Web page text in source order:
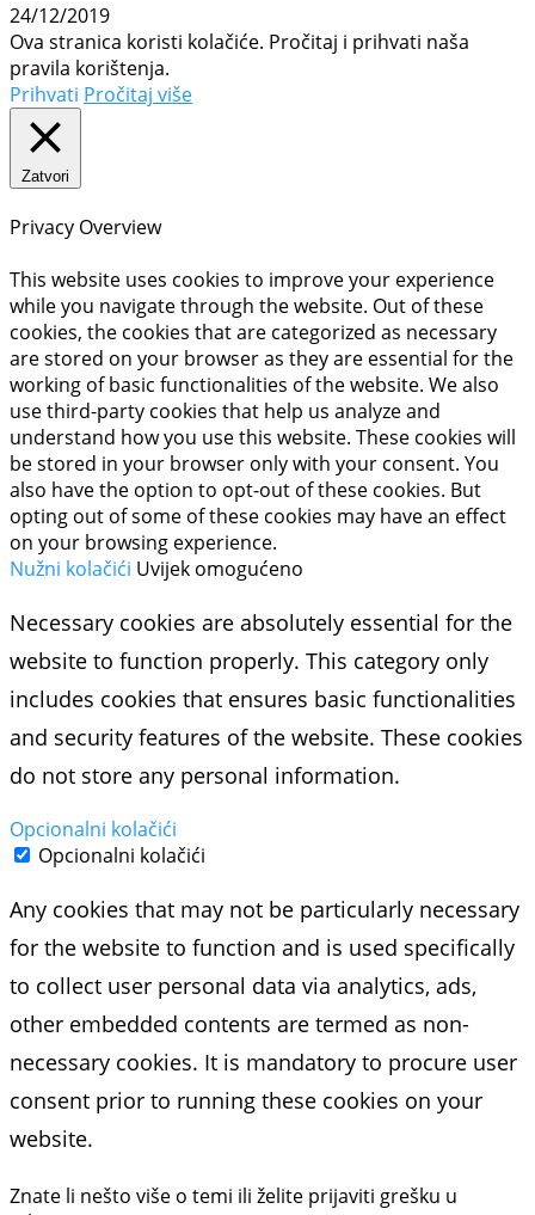
24/12/2019
Ova stranica koristi kolačiće. Pročitaj i prihvati naša
pravila korištenja.
Prihvati Pročitaj više
Zatvori
Privacy Overview
This website uses cookies to improve your experience
while you navigate through the website. Out of these
cookies, the cookies that are categorized as necessary
are stored on your browser as they are essential for the
working of basic functionalities of the website. We also
use third-party cookies that help us analyze and
understand how you use this website. These cookies will
be stored in your browser only with your consent. You
also have the option to opt-out of these cookies. But
opting out of some of these cookies may have an effect
on your browsing experience.
Nužni kolačići Uvijek omogućeno
Necessary cookies are absolutely essential for the
website to function properly. This category only
includes cookies that ensures basic functionalities
and security features of the website. These cookies
do not store any personal information.
Opcionalni kolačići
Opcionalni kolačići
Any cookies that may not be particularly necessary
for the website to function and is used specifically
to collect user personal data via analytics, ads,
other embedded contents are termed as non-
necessary cookies. It is mandatory to procure user
consent prior to running these cookies on your
website.
Znate li nešto više o temi ili želite prijaviti grešku u